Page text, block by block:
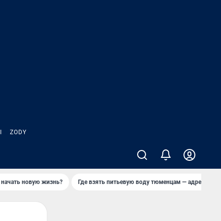
ZODY
начать новую жизнь? Где взять питьевую воду тюменцам — адреса